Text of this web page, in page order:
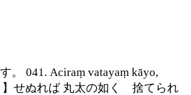
041. Aciraṃ vatayaṃ kāyo,
】せぬれば 丸太の如く 捨てられ